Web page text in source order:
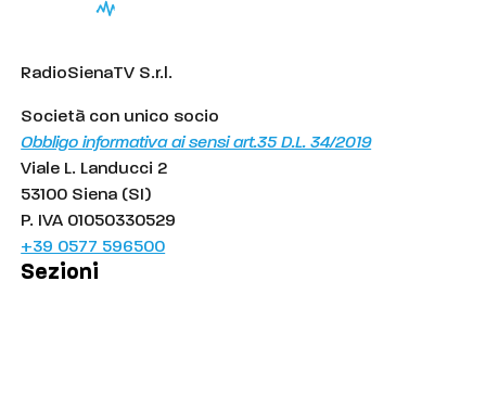
RadioSienaTV S.r.l.
Società con unico socio
Obbligo informativa ai sensi art.35 D.L. 34/2019
Viale L. Landucci 2
53100 Siena (SI)
P. IVA 01050330529
+39 0577 596500
Sezioni